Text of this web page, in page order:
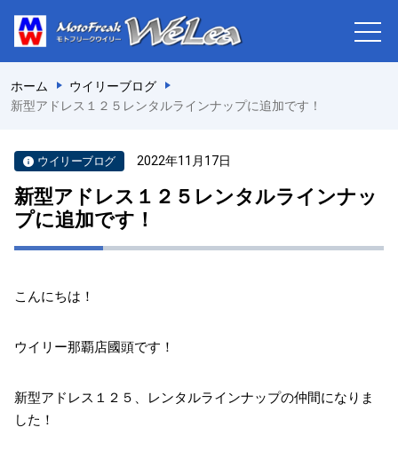
ホーム
ウイリーブログ
新型アドレス１２５レンタルラインナップに追加です！
ウイリーブログ 2022年11月17日
新型アドレス１２５レンタルラインナッ
プに追加です！
こんにちは！
ウイリー那覇店國頭です！
新型アドレス１２５、レンタルラインナップの仲間になりま
した！